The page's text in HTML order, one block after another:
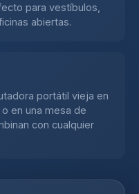
para vestíbulos,
abiertas.
portátil vieja en
en una mesa de
con cualquier